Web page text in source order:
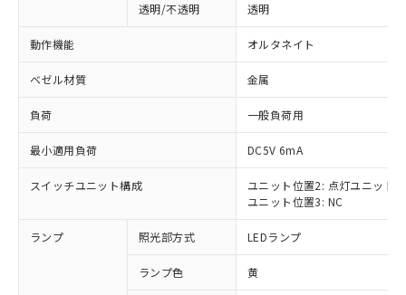
透明/不透明 透明
動作機能 オルタネイト
ベゼル材質 金属
負荷 一般負荷用
最小適用負荷 DC5V 6mA
スイッチユニット構成
ユニット位置2: 点灯ユニット
ユニット位置3: NC
ランプ 照光部方式 LEDランプ
ランプ色 黄
非含有に対応した製品が提供可能な商品で